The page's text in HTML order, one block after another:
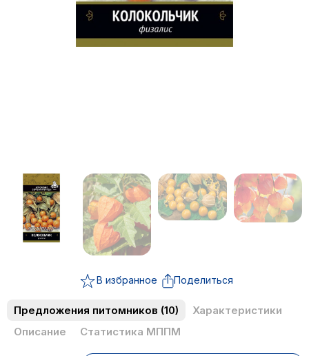
В избранное Поделиться
Предложения питомников (10)
Характеристики
Описание
Статистика МППМ